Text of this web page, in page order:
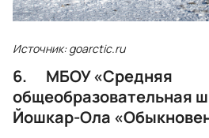
Источник: goarctic.ru
6. МБОУ «Средняя
общеобразовательная
Йошкар-Ола